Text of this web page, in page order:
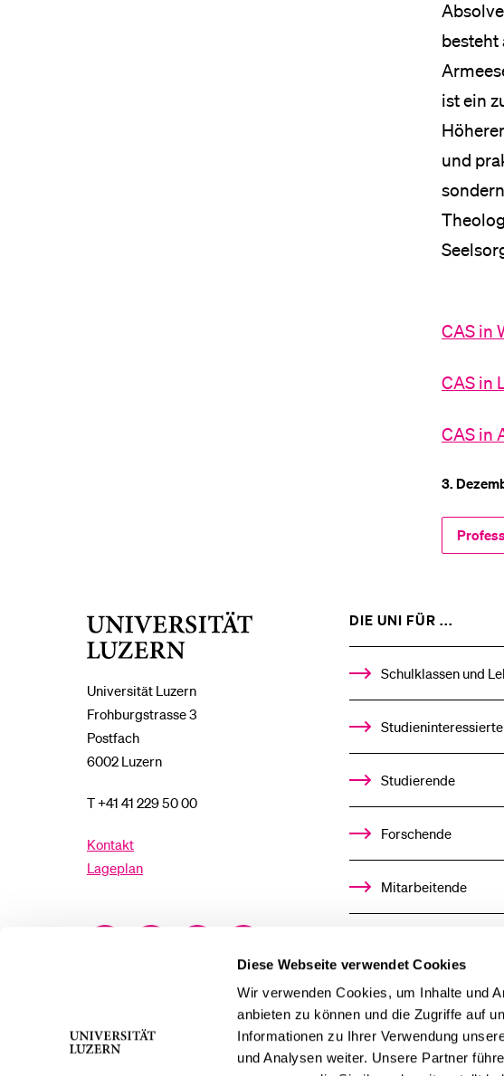
Diese Webseite verwendet Cookies
Wir verwenden Cookies, um Inhalte und
anbieten zu können und die Zugriffe auf
Informationen zu Ihrer Verwendung
und Analysen weiter. Unsere Partner
besteht
ist ein
und
CAS in
CAS in
CAS in
3.
Universität Luzern
Frohburgstrasse 3
Postfach
6002 Luzern
T +41 41 229 50 00
Kontakt
Lageplan
DIE UNI FÜR ...
%1$S
Schulklassen und
Studieninteressierte
Studierende
Forschende
Mitarbeitende
Stellensuchende
Förderer